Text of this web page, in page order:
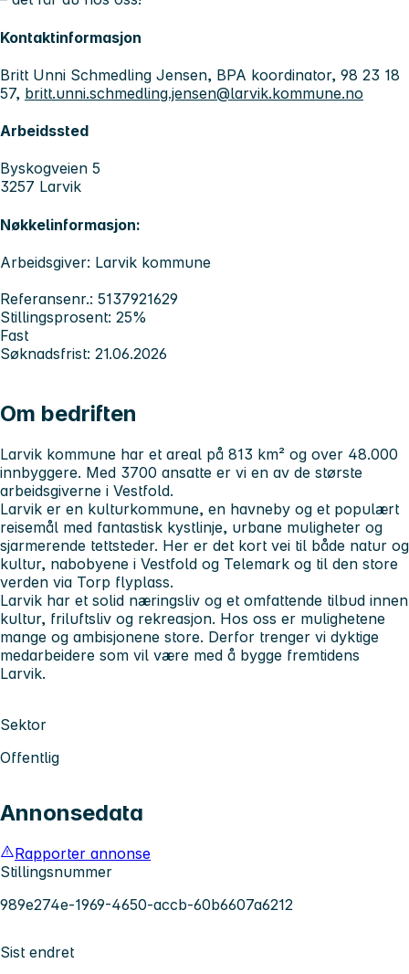
Kontaktinformasjon
Britt Unni Schmedling Jensen, BPA koordinator, 98 23 18
57, britt.unni.schmedling.jensen@larvik.kommune.no
Arbeidssted
Byskogveien 5
3257 Larvik
Nøkkelinformasjon:
Arbeidsgiver: Larvik kommune
Referansenr.: 5137921629
Stillingsprosent: 25%
Fast
Søknadsfrist: 21.06.2026
Om bedriften
Larvik kommune har et areal på 813 km² og over 48.000
innbyggere. Med 3700 ansatte er vi en av de største
arbeidsgiverne i Vestfold.
Larvik er en kulturkommune, en havneby og et populært
reisemål med fantastisk kystlinje, urbane muligheter og
sjarmerende tettsteder. Her er det kort vei til både natur og
kultur, nabobyene i Vestfold og Telemark og til den store
verden via Torp flyplass.
Larvik har et solid næringsliv og et omfattende tilbud innen
kultur, friluftsliv og rekreasjon. Hos oss er mulighetene
mange og ambisjonene store. Derfor trenger vi dyktige
medarbeidere som vil være med å bygge fremtidens
Larvik.
Sektor
Offentlig
Annonsedata
Rapporter annonse
Stillingsnummer
989e274e-1969-4650-accb-60b6607a6212
Sist endret